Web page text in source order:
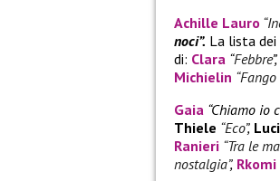
Achille Lauro
noci”. La lista dei
di: Clara “Febbre”,
Michielin
Gaia “Chiamo io
Thiele “Eco”,
Ranieri “Tra le
nostalgia”, Rkomi